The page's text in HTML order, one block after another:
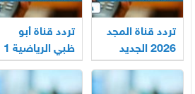
تردد قناة المجد
2026 الجديد
Almajd على
نايل سات
تردد قناة أبو
ظبي الرياضية 1
و 2 الجديد 2026
على نايل سات